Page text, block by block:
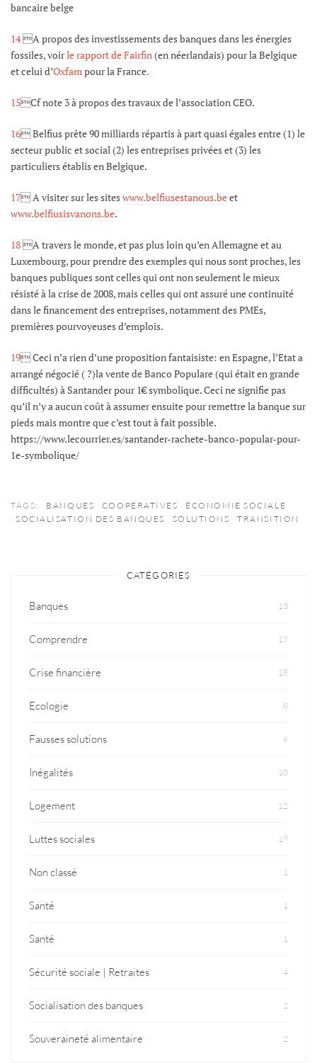
bancaire belge
14A propos des investissements des banques dans les énergies
fossiles, voirle rapport de Fairfin(en néerlandais) pour la Belgique
et celui d’Oxfampour la France.
15Cf note 3 à propos des travaux de l’association CEO.
16 Belfius prête 90 milliards répartis à part quasi égales entre (1) le
secteur public et social (2) les entreprises privées et (3) les
particuliers établis en Belgique.
17 A visiter sur les siteswww.belfiusestanous.beet
www.belfiusisvanons.be.
18A travers le monde, et pas plus loin qu’en Allemagne et au
Luxembourg, pour prendre des exemples qui nous sont proches, les
banques publiques sont celles qui ont non seulement le mieux
résisté à la crise de 2008, mais celles qui ont assuré une continuité
dans le financement des entreprises, notamment des PMEs,
premières pourvoyeuses d’emplois.
19 Ceci n’a rien d’une proposition fantaisiste: en Espagne, l’Etat a
arrangé négocié ( ?)la vente de Banco Populare (qui était en grande
difficultés) à Santander pour 1€ symbolique. Ceci ne signifie pas
qu’il n’y a aucun coût à assumer ensuite pour remettre la banque sur
pieds mais montre que c’est tout à fait possible.
https://www.lecourrier.es/santander-rachete-banco-popular-pour-
1e-symbolique/
TAGS: BANQUES COOPÉRATIVES
ÉCONOMIE SOCIALE
SOCIALISATION DES BANQUES
SOLUTIONS TRANSITION
CATÉGORIES
Banques 13
Comprendre 17
Crise financière 18
Ecologie 8
Fausses solutions 6
Inégalités 10
Logement 12
Luttes sociales 19
Non classé 1
Santé 1
Santé 1
Sécurité sociale | Retraites 4
Socialisation des banques 2
Souveraineté alimentaire 2